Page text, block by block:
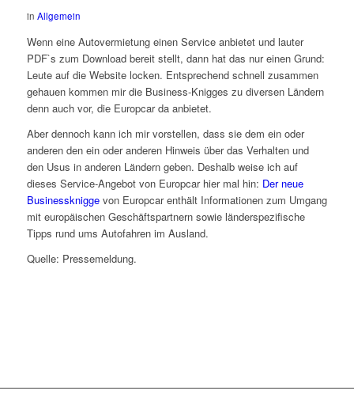
in Allgemein
Wenn eine Autovermietung einen Service anbietet und lauter
PDF`s zum Download bereit stellt, dann hat das nur einen Grund:
Leute auf die Website locken. Entsprechend schnell zusammen
gehauen kommen mir die Business-Knigges zu diversen Ländern
denn auch vor, die Europcar da anbietet.
Aber dennoch kann ich mir vorstellen, dass sie dem ein oder
anderen den ein oder anderen Hinweis über das Verhalten und
den Usus in anderen Ländern geben. Deshalb weise ich auf
dieses Service-Angebot von Europcar hier mal hin: Der neue
Businessknigge von Europcar enthält Informationen zum Umgang
mit europäischen Geschäftspartnern sowie länderspezifische
Tipps rund ums Autofahren im Ausland.
Quelle: Pressemeldung.